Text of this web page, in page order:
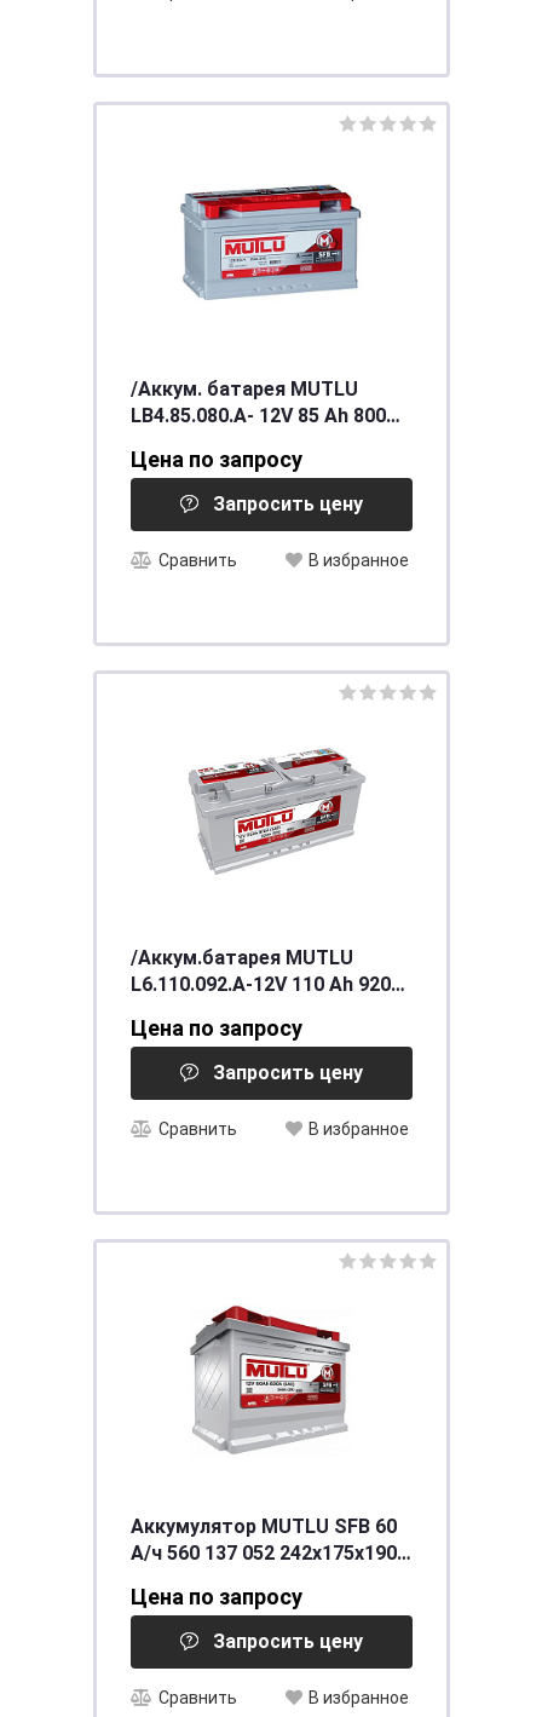
/Аккум. батарея MUTLU
LB4.85.080.A- 12V 85 Ah 800
Цена по запросу
Запросить цену
Сравнить В избранное
/Аккум.батарея MUTLU
L6.110.092.A-12V 110 Ah 920
Цена по запросу
Запросить цену
Сравнить В избранное
Аккумулятор MUTLU SFB 60
А/ч 560 137 052 242x175x190
Цена по запросу
Запросить цену
Сравнить В избранное